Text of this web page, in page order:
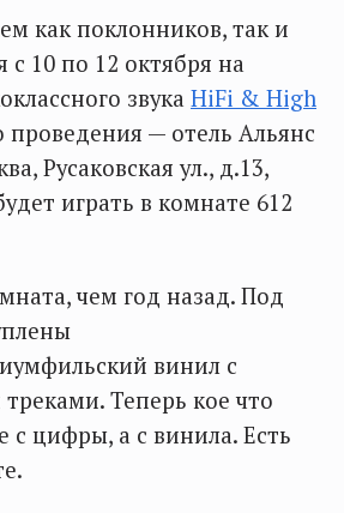
как поклонников, так и
10 по 12 октября на
звука HiFi & High
проведения — отель Альянс
Русаковская ул., д.13,
играть в комнате 612
чем год назад. Под
винил с
Теперь кое что
с цифры, а с винила. Есть